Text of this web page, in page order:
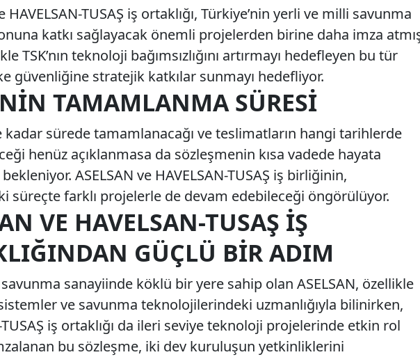
HAVELSAN-TUSAŞ iş ortaklığı, Türkiye’nin yerli ve milli savunma
katkı sağlayacak önemli projelerden birine daha imza
TSK’nın teknoloji bağımsızlığını artırmayı hedefleyen bu tür
güvenliğine stratejik katkılar sunmayı hedefliyor.
TAMAMLANMA SÜRESI
kadar sürede tamamlanacağı ve teslimatların hangi tarihlerde
henüz açıklanmasa da sözleşmenin kısa vadede hayata
ASELSAN ve HAVELSAN-TUSAŞ iş birliğinin,
süreçte farklı projelerle de devam edebileceği öngörülüyor.
VE HAVELSAN-TUSAŞ İŞ
GÜÇLÜ BIR ADIM
savunma sanayiinde köklü bir yere sahip olan ASELSAN, özellikle
ve savunma teknolojilerindeki uzmanlığıyla bilinirken,
TUSAŞ iş ortaklığı da ileri seviye teknoloji projelerinde etkin rol
bu sözleşme, iki dev kuruluşun yetkinliklerini